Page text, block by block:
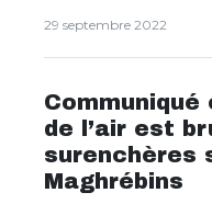
29 septembre 2022
Communiqué
de l’air est
surenchères
Maghrébins